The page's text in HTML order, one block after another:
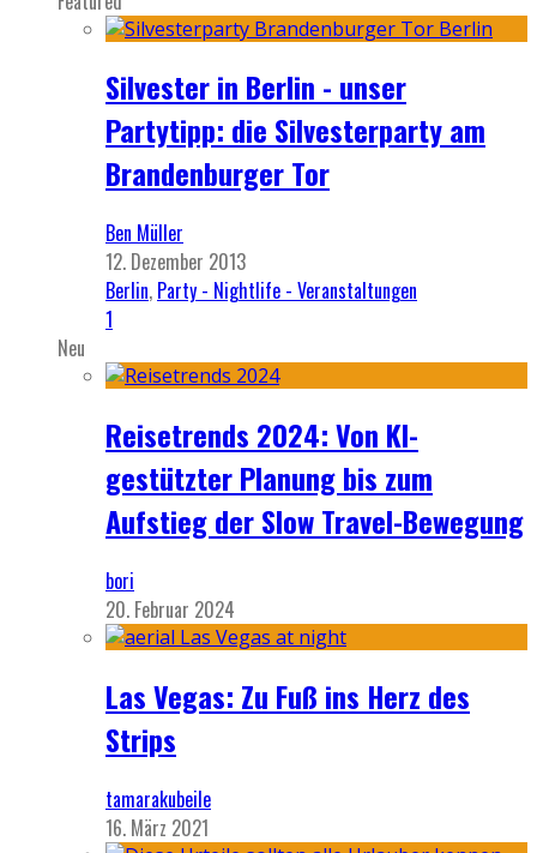
Silvester in Berlin - unser
Partytipp: die Silvesterparty am
Brandenburger Tor
Ben Müller
12. Dezember 2013
Berlin, Party - Nightlife - Veranstaltungen
1
Neu
Reisetrends 2024: Von KI-
gestützter Planung bis zum
Aufstieg der Slow Travel-Bewegung
bori
20. Februar 2024
Las Vegas: Zu Fuß ins Herz des
Strips
tamarakubeile
16. März 2021